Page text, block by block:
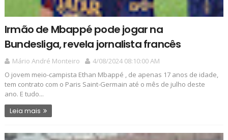
Irmão de Mbappé pode jogar na
Bundesliga, revela jornalista francês
Mário André Monteiro
4/08/2024 08:10:00 AM
O jovem meio-campista Ethan Mbappé , de apenas 17 anos de idade,
tem contrato com o Paris Saint-Germain até o mês de julho deste
ano. E tudo...
Leia mais